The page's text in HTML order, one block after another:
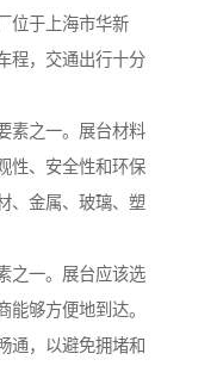
位于上海市华新
程，交通出行十分
素之一。展台材料
性、安全性和环保
、金属、玻璃、塑
之一。展台应该选
够方便地到达。
通，以避免拥堵和